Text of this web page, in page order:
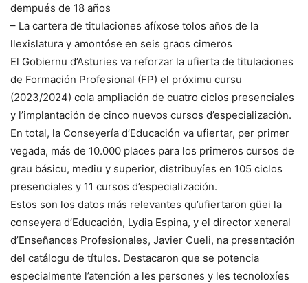
dempués de 18 años
– La cartera de titulaciones afíxose tolos años de la
llexislatura y amontóse en seis graos cimeros
El Gobiernu d’Asturies va reforzar la ufierta de titulaciones
de Formación Profesional (FP) el próximu cursu
(2023/2024) cola ampliación de cuatro ciclos presenciales
y l’implantación de cinco nuevos cursos d’especialización.
En total, la Conseyería d’Educación va ufiertar, per primer
vegada, más de 10.000 places para los primeros cursos de
grau básicu, mediu y superior, distribuyíes en 105 ciclos
presenciales y 11 cursos d’especialización.
Estos son los datos más relevantes qu’ufiertaron güei la
conseyera d’Educación, Lydia Espina, y el director xeneral
d’Enseñances Profesionales, Javier Cueli, na presentación
del catálogu de títulos. Destacaron que se potencia
especialmente l’atención a les persones y les tecnoloxíes